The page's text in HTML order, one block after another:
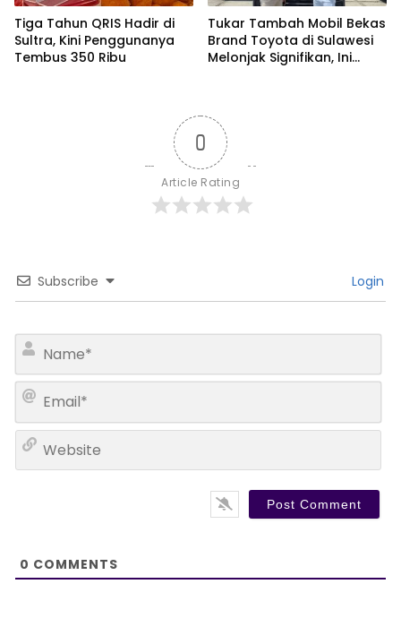
Tiga Tahun QRIS Hadir di
Sultra, Kini Penggunanya
Tembus 350 Ribu
Tukar Tambah Mobil Bekas
Brand Toyota di Sulawesi
Melonjak Signifikan, Ini
0
Article Rating
Subscribe Login
m
a
l
0 COMMENTS